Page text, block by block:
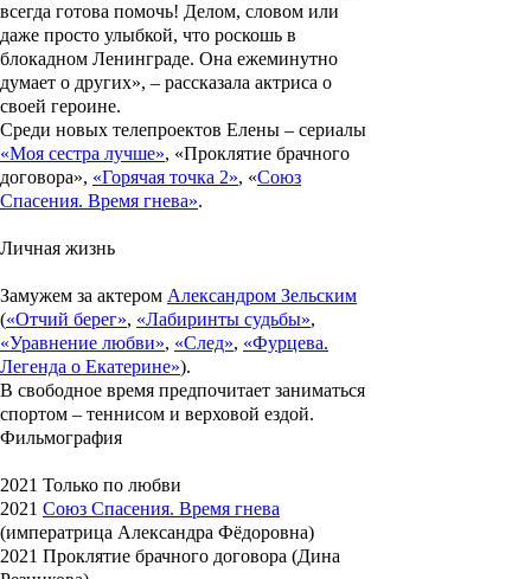
всегда готова помочь! Делом, словом или
даже просто улыбкой, что роскошь в
блокадном Ленинграде. Она ежеминутно
думает о других», – рассказала актриса о
своей героине.
Среди новых телепроектов Елены – сериалы
«Моя сестра лучше», «Проклятие брачного
договора», «Горячая точка 2», «Союз
Спасения. Время гнева».
Личная жизнь
Замужем за актером Александром Зельским
(«Отчий берег», «Лабиринты судьбы»,
«Уравнение любви», «След», «Фурцева.
Легенда о Екатерине»).
В свободное время предпочитает заниматься
спортом – теннисом и верховой ездой.
Фильмография
2021 Только по любви
2021 Союз Спасения. Время гнева
(императрица Александра Фёдоровна)
2021 Проклятие брачного договора (Дина